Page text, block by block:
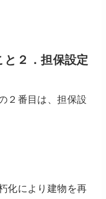
２．担保設定
２番目は、担保設
化により建物を再